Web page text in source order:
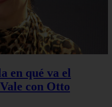
en qué va el
con Otto